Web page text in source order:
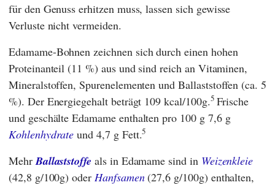
für den Genuss erhitzen muss, lassen sich gewisse
Verluste nicht vermeiden.
Edamame-Bohnen zeichnen sich durch einen hohen
Proteinanteil (11 %) aus und sind reich an Vitaminen,
Mineralstoffen, Spurenelementen und Ballaststoffen (ca. 5
%). Der Energiegehalt beträgt 109 kcal/100g.5 Frische
und geschälte Edamame enthalten pro 100 g 7,6 g
Kohlenhydrate und 4,7 g Fett.5
MehrBallaststoffe als in Edamame sind in Weizenkleie
(42,8 g/100g) oder Hanfsamen(27,6 g/100g) enthalten,